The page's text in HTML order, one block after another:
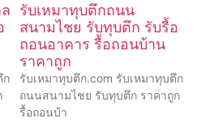
ก
รับเหมาทุบตึกถนน
สนามไชย รับทุบตึก รับรื้อ
ถอนอาคาร รื้อถอนบ้าน
ราคาถูก
รับเหมาทุบตึก.com รับเหมาทุบตึก
ถนนสนามไชย รับทุบตึก ราคาถูก
รื้อถอนบ้า